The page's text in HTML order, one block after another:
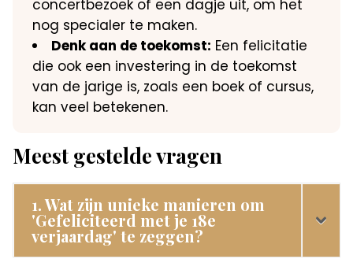
concertbezoek of een dagje uit, om het
nog specialer te maken.​
Denk aan de toekomst: Een felicitatie
die ook een investering in de toekomst
van de jarige is, zoals een boek of cursus,
kan veel betekenen.​
Meest gestelde vragen
1. Wat zijn unieke manieren om
'Gefeliciteerd met je 18e
verjaardag' te zeggen?